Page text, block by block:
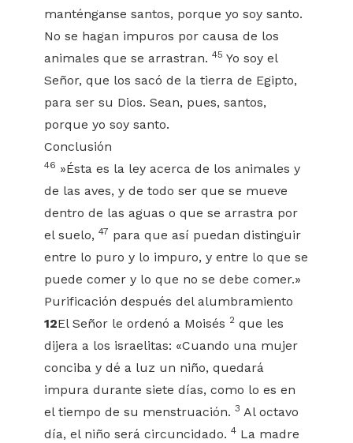
manténganse santos, porque yo soy santo.
No se hagan impuros por causa de los
animales que se arrastran. 45 Yo soy el
Señor, que los sacó de la tierra de Egipto,
para ser su Dios. Sean, pues, santos,
porque yo soy santo.
Conclusión
46 »Ésta es la ley acerca de los animales y
de las aves, y de todo ser que se mueve
dentro de las aguas o que se arrastra por
el suelo, 47 para que así puedan distinguir
entre lo puro y lo impuro, y entre lo que se
puede comer y lo que no se debe comer.»
Purificación después del alumbramiento
12El Señor le ordenó a Moisés 2 que les
dijera a los israelitas: «Cuando una mujer
conciba y dé a luz un niño, quedará
impura durante siete días, como lo es en
el tiempo de su menstruación. 3 Al octavo
día, el niño será circuncidado. 4 La madre